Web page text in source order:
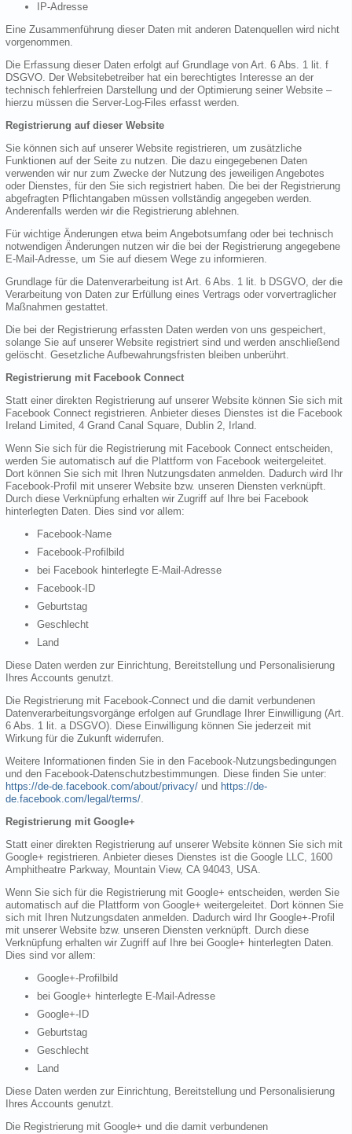
IP-Adresse
Eine Zusammenführung dieser Daten mit anderen Datenquellen wird nicht
vorgenommen.
Die Erfassung dieser Daten erfolgt auf Grundlage von Art. 6 Abs. 1 lit. f
DSGVO. Der Websitebetreiber hat ein berechtigtes Interesse an der
technisch fehlerfreien Darstellung und der Optimierung seiner Website –
hierzu müssen die Server-Log-Files erfasst werden.
Registrierung auf dieser Website
Sie können sich auf unserer Website registrieren, um zusätzliche
Funktionen auf der Seite zu nutzen. Die dazu eingegebenen Daten
verwenden wir nur zum Zwecke der Nutzung des jeweiligen Angebotes
oder Dienstes, für den Sie sich registriert haben. Die bei der Registrierung
abgefragten Pflichtangaben müssen vollständig angegeben werden.
Anderenfalls werden wir die Registrierung ablehnen.
Für wichtige Änderungen etwa beim Angebotsumfang oder bei technisch
notwendigen Änderungen nutzen wir die bei der Registrierung angegebene
E-Mail-Adresse, um Sie auf diesem Wege zu informieren.
Grundlage für die Datenverarbeitung ist Art. 6 Abs. 1 lit. b DSGVO, der die
Verarbeitung von Daten zur Erfüllung eines Vertrags oder vorvertraglicher
Maßnahmen gestattet.
Die bei der Registrierung erfassten Daten werden von uns gespeichert,
solange Sie auf unserer Website registriert sind und werden anschließend
gelöscht. Gesetzliche Aufbewahrungsfristen bleiben unberührt.
Registrierung mit Facebook Connect
Statt einer direkten Registrierung auf unserer Website können Sie sich mit
Facebook Connect registrieren. Anbieter dieses Dienstes ist die Facebook
Ireland Limited, 4 Grand Canal Square, Dublin 2, Irland.
Wenn Sie sich für die Registrierung mit Facebook Connect entscheiden,
werden Sie automatisch auf die Plattform von Facebook weitergeleitet.
Dort können Sie sich mit Ihren Nutzungsdaten anmelden. Dadurch wird Ihr
Facebook-Profil mit unserer Website bzw. unseren Diensten verknüpft.
Durch diese Verknüpfung erhalten wir Zugriff auf Ihre bei Facebook
hinterlegten Daten. Dies sind vor allem:
Facebook-Name
Facebook-Profilbild
bei Facebook hinterlegte E-Mail-Adresse
Facebook-ID
Geburtstag
Geschlecht
Land
Diese Daten werden zur Einrichtung, Bereitstellung und Personalisierung
Ihres Accounts genutzt.
Die Registrierung mit Facebook-Connect und die damit verbundenen
Datenverarbeitungsvorgänge erfolgen auf Grundlage Ihrer Einwilligung (Art.
6 Abs. 1 lit. a DSGVO). Diese Einwilligung können Sie jederzeit mit
Wirkung für die Zukunft widerrufen.
Weitere Informationen finden Sie in den Facebook-Nutzungsbedingungen
und den Facebook-Datenschutzbestimmungen. Diese finden Sie unter:
https://de-de.facebook.com/about/privacy/ und https://de-
de.facebook.com/legal/terms/.
Registrierung mit Google+
Statt einer direkten Registrierung auf unserer Website können Sie sich mit
Google+ registrieren. Anbieter dieses Dienstes ist die Google LLC, 1600
Amphitheatre Parkway, Mountain View, CA 94043, USA.
Wenn Sie sich für die Registrierung mit Google+ entscheiden, werden Sie
automatisch auf die Plattform von Google+ weitergeleitet. Dort können Sie
sich mit Ihren Nutzungsdaten anmelden. Dadurch wird Ihr Google+-Profil
mit unserer Website bzw. unseren Diensten verknüpft. Durch diese
Verknüpfung erhalten wir Zugriff auf Ihre bei Google+ hinterlegten Daten.
Dies sind vor allem:
Google+-Profilbild
bei Google+ hinterlegte E-Mail-Adresse
Google+-ID
Geburtstag
Geschlecht
Land
Diese Daten werden zur Einrichtung, Bereitstellung und Personalisierung
Ihres Accounts genutzt.
Die Registrierung mit Google+ und die damit verbundenen